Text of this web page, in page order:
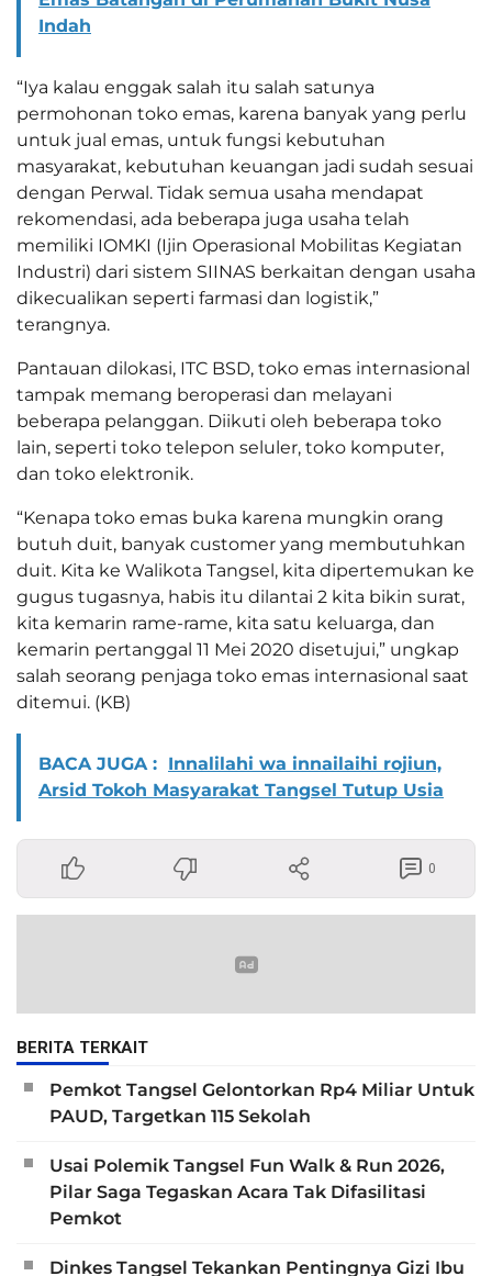
Indah
“Iya kalau enggak salah itu salah satunya
permohonan toko emas, karena banyak yang perlu
untuk jual emas, untuk fungsi kebutuhan
masyarakat, kebutuhan keuangan jadi sudah sesuai
dengan Perwal. Tidak semua usaha mendapat
rekomendasi, ada beberapa juga usaha telah
memiliki IOMKI (Ijin Operasional Mobilitas Kegiatan
Industri) dari sistem SIINAS berkaitan dengan usaha
dikecualikan seperti farmasi dan logistik,”
terangnya.
Pantauan dilokasi, ITC BSD, toko emas internasional
tampak memang beroperasi dan melayani
beberapa pelanggan. Diikuti oleh beberapa toko
lain, seperti toko telepon seluler, toko komputer,
dan toko elektronik.
“Kenapa toko emas buka karena mungkin orang
butuh duit, banyak customer yang membutuhkan
duit. Kita ke Walikota Tangsel, kita dipertemukan ke
gugus tugasnya, habis itu dilantai 2 kita bikin surat,
kita kemarin rame-rame, kita satu keluarga, dan
kemarin pertanggal 11 Mei 2020 disetujui,” ungkap
salah seorang penjaga toko emas internasional saat
ditemui. (KB)
BACA JUGA : Innalilahi wa innailaihi rojiun,
Arsid Tokoh Masyarakat Tangsel Tutup Usia
0
BERITA TERKAIT
Pemkot Tangsel Gelontorkan Rp4 Miliar Untuk
PAUD, Targetkan 115 Sekolah
Usai Polemik Tangsel Fun Walk & Run 2026,
Pilar Saga Tegaskan Acara Tak Difasilitasi
Pemkot
Dinkes Tangsel Tekankan Pentingnya Gizi Ibu